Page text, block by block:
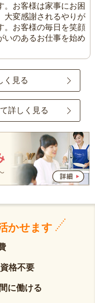
。お客様は家事にお困
大変感謝されるやりが
。お客様の毎日を笑顔
いのあるお仕事を始め
く見る
詳しく見る
かせます
格不要
に働ける